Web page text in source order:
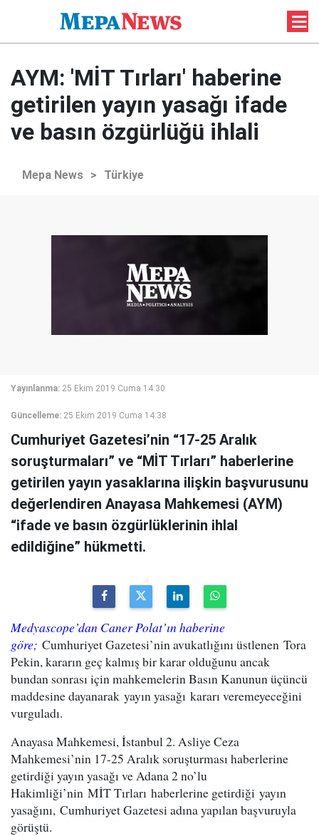
AYM: 'MİT Tırları' haberine
getirilen yayın yasağı ifade
ve basın özgürlüğü ihlali
Mepa News > Türkiye
Yayınlanma: 25 Ekim 2019 Cuma 14:30
Güncelleme: 25 Ekim 2019 Cuma 14:38
Cumhuriyet Gazetesi’nin “17-25 Aralık
soruşturmaları” ve “MİT Tırları” haberlerine
getirilen yayın yasaklarına ilişkin başvurusunu
değerlendiren Anayasa Mahkemesi (AYM)
“ifade ve basın özgürlüklerinin ihlal
edildiğine” hükmetti.
Medyascope’dan Caner Polat’ın haberine
göre; Cumhuriyet Gazetesi’nin avukatlığını üstlenen Tora
Pekin, kararın geç kalmış bir karar olduğunu ancak
bundan sonrası için mahkemelerin Basın Kanunun üçüncü
maddesine dayanarak yayın yasağı kararı veremeyeceğini
vurguladı.
Anayasa Mahkemesi, İstanbul 2. Asliye Ceza
Mahkemesi’nin 17-25 Aralık soruşturması haberlerine
getirdiği yayın yasağı ve Adana 2 no’lu
Hakimliği’nin MİT Tırları haberlerine getirdiği yayın
yasağını, Cumhuriyet Gazetesi adına yapılan başvuruyla
görüştü.